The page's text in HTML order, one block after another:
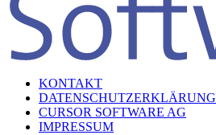
KONTAKT
DATENSCHUTZERKLÄRUNG
CURSOR SOFTWARE AG
IMPRESSUM